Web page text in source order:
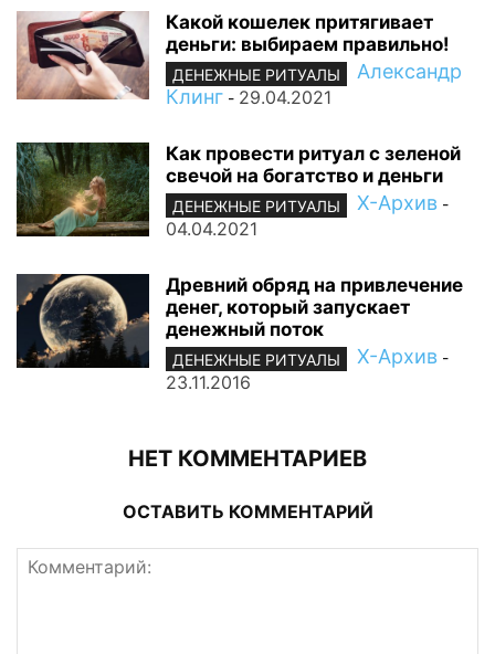
Какой кошелек притягивает
деньги: выбираем правильно!
ДЕНЕЖНЫЕ РИТУАЛЫ
Александр
Клинг - 29.04.2021
Как провести ритуал с зеленой
свечой на богатство и деньги
ДЕНЕЖНЫЕ РИТУАЛЫ Х-Архив -
04.04.2021
Древний обряд на привлечение
денег, который запускает
денежный поток
ДЕНЕЖНЫЕ РИТУАЛЫ Х-Архив -
23.11.2016
НЕТ КОММЕНТАРИЕВ
ОСТАВИТЬ КОММЕНТАРИЙ